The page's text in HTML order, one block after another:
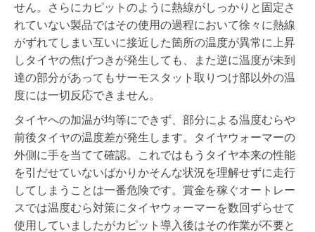
せん。さらにカピットのように熱線がしっかりと固定さ
れていない製品ではその使用の過程において徐々に熱線
がずれてしまい互いに接近した箇所の温度が異常に上昇
しタイヤの焦げつきが発生しても、また逆に温度が未到
達の部分があってもサーモスタット取りつけ部以外の温
度には一切反応できません。
タイヤへの加温が均等にできず、部分による温度むらや
前後タイヤの温度差が発生します。タイヤウォーマーの
外側に手を当てて確認。これではもうタイヤ本来の性能
を引だせていないばかりかそんな状況を理解せずに走行
してしまうことは一番危険です。賞金を稼ぐオートレー
スでは温度むら対策にタイヤウォーマーを数回ずらせて
使用していましたがカピット導入後はその作業が不要と